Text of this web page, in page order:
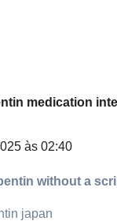
medication
às 02:40
without a
japan